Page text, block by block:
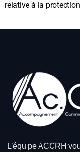
relative à la
L’équipe ACCRH